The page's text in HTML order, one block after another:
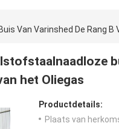
Van Varinshed De Rang
het Oliegas
Productdetails:
Plaats van